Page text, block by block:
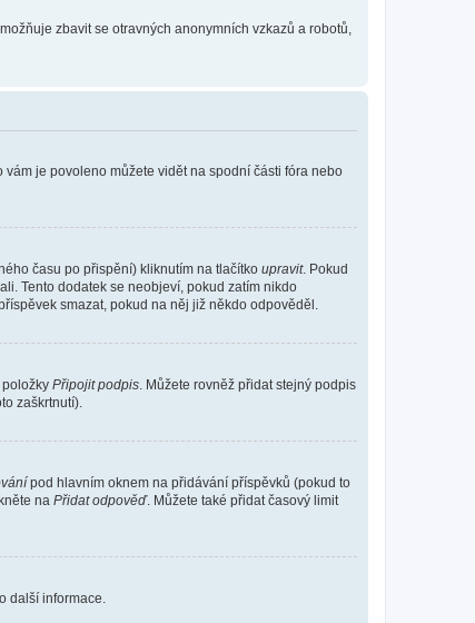
zbavit se otravných anonymních vzkazů a robotů,
je povoleno můžete vidět na spodní části fóra nebo
času po přispění) kliknutím na tlačítko upravit. Pokud
Tento dodatek se neobjeví, pokud zatím nikdo
smazat, pokud na něj již někdo odpověděl.
položky Připojit podpis . Můžete rovněž přidat stejný podpis
zaškrtnutí).
pod hlavním oknem na přidávání příspěvků (pokud to
na Přidat odpověď. Můžete také přidat časový limit
další informace.